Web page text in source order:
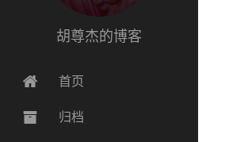
胡尊杰的博客
首页
归档